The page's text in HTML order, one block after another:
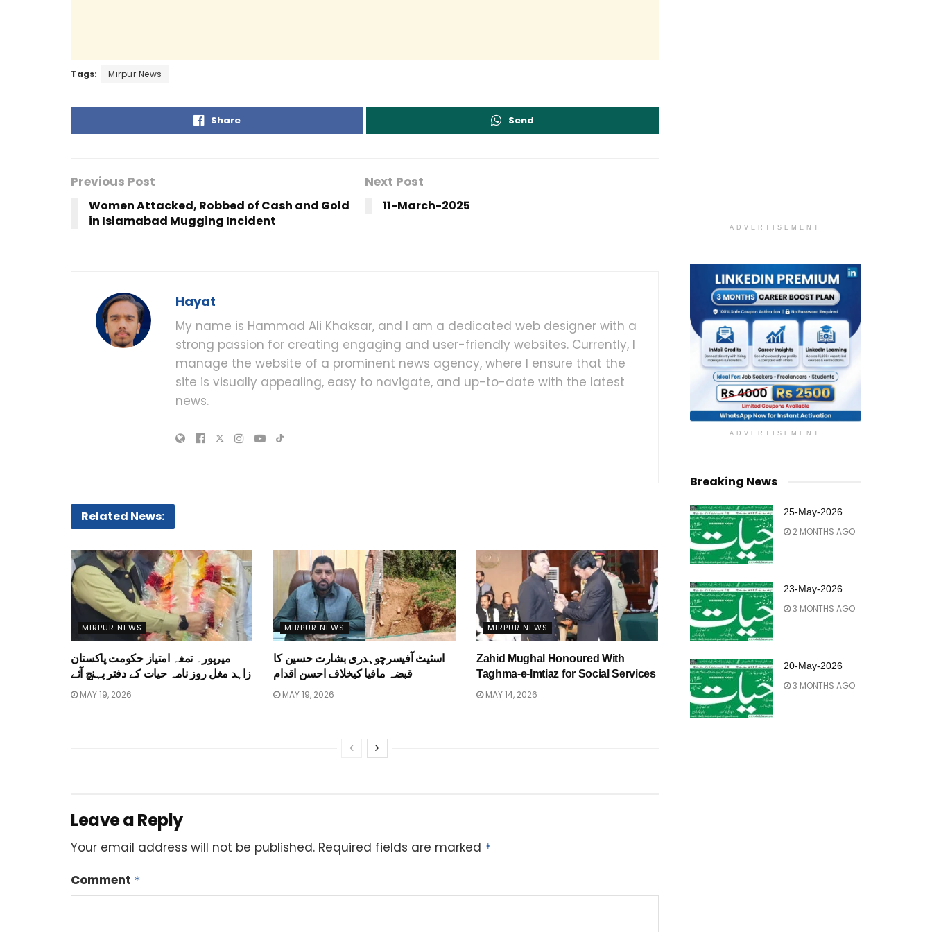
Tags: Mirpur News
Share Send
Previous Post
Women Attacked, Robbed of Cash and Gold
in Islamabad Mugging Incident
Next Post
11-March-2025
Hayat
My name is Hammad Ali Khaksar, and I am a dedicated web designer with a
strong passion for creating engaging and user-friendly websites. Currently, I
manage the website of a prominent news agency, where I ensure that the
site is visually appealing, easy to navigate, and up-to-date with the latest
news.
Related News:
MIRPUR NEWS
میرپور۔ تمغہ امتیاز حکومت پاکستان
زاہد مغل روز نامہ حیات کے دفتر پہنچ آئے
MAY 19, 2026
MIRPUR NEWS
اسٹیٹ آفیسرچوہدری بشارت حسین کا
قبضہ مافیا کیخلاف احسن اقدام
MAY 19, 2026
MIRPUR NEWS
Zahid Mughal Honoured With
Taghma-e-Imtiaz for Social Services
MAY 14, 2026
Leave a Reply
Your email address will not be published. Required fields are marked *
Comment *
ADVERTISEMENT
ADVERTISEMENT
Breaking News
25-May-2026
2 MONTHS AGO
23-May-2026
3 MONTHS AGO
20-May-2026
3 MONTHS AGO